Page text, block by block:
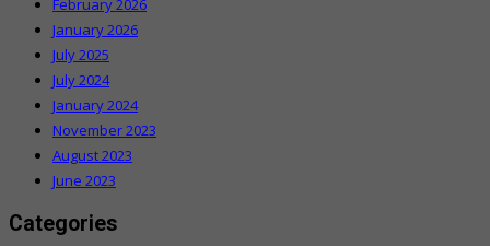
February 2026
January 2026
July 2025
July 2024
January 2024
November 2023
August 2023
June 2023
Categories